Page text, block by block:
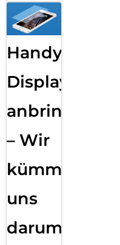
Handy
Displayfolie
anbringen
– Wir
kümmern
uns
darum!